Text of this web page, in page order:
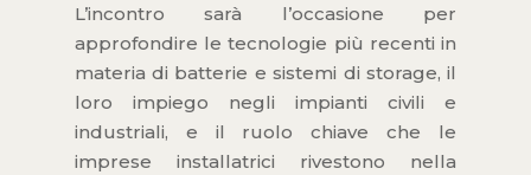
L’incontro sarà l’occasione per
approfondire le tecnologie più recenti in
materia di batterie e sistemi di storage, il
loro impiego negli impianti civili e
industriali, e il ruolo chiave che le
imprese installatrici rivestono nella